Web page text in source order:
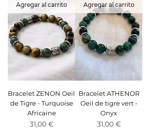
Agregar al carrito
Bracelet ZENON Oeil
de Tigre - Turquoise
Africaine
Precio
31,00 €
Agregar al carrito
Bracelet ATHENOR
Oeil de tigre vert -
Onyx
Precio
31,00 €